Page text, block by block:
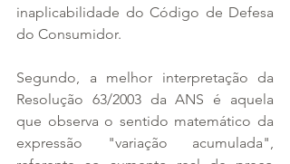
inaplicabilidade do Código de Defesa
do Consumidor.
Segundo, a melhor interpretação da
Resolução 63/2003 da ANS é aquela
que observa o sentido matemático da
expressão "variação acumulada",